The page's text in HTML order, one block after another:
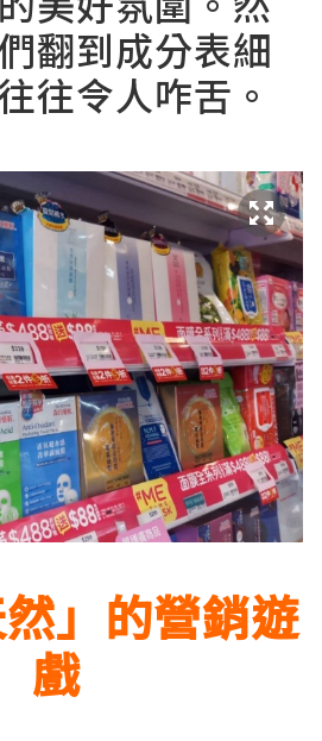
翻到成分表細
往令人咋舌。
然」的營銷遊
戲